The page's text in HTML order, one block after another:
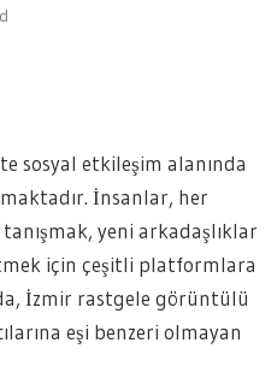
sosyal etkileşim alanında
İnsanlar, her
yeni arkadaşlıklar
için çeşitli platformlara
İzmir rastgele görüntülü
eşi benzeri olmayan